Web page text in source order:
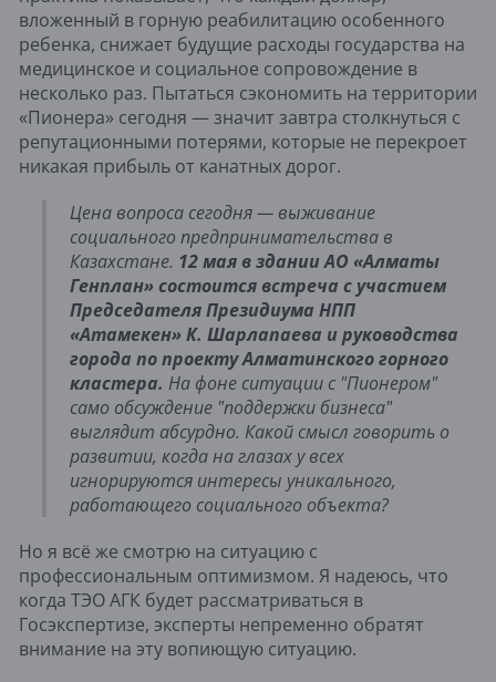
вложенный в горную реабилитацию особенного
ребенка, снижает будущие расходы государства на
медицинское и социальное сопровождение в
несколько раз. Пытаться сэкономить на территории
«Пионера» сегодня — значит завтра столкнуться с
репутационными потерями, которые не перекроет
никакая прибыль от канатных дорог.
Цена вопроса сегодня — выживание
социального предпринимательства в
Казахстане. 12 мая в здании АО «Алматы
Генплан» состоится встреча с участием
Председателя Президиума НПП
«Атамекен» К. Шарлапаева и руководства
города по проекту Алматинского горного
кластера. На фоне ситуации с "Пионером"
само обсуждение "поддержки бизнеса"
выглядит абсурдно. Какой смысл говорить о
развитии, когда на глазах у всех
игнорируются интересы уникального,
работающего социального объекта?
Но я всё же смотрю на ситуацию с
профессиональным оптимизмом. Я надеюсь, что
когда ТЭО АГК будет рассматриваться в
Госэкспертизе, эксперты непременно обратят
внимание на эту вопиющую ситуацию.